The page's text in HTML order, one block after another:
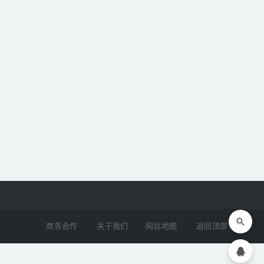
商务合作 关于我们 网站地图 返回顶部